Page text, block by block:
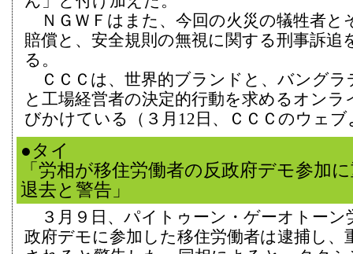
ＮＧＷＦはまた、今回の火災の犠牲者と
賠償と、安全規則の無視に関する刑事訴追
る。
ＣＣＣは、世界的ブランドと、バングラ
と工場経営者の決定的行動を求めるオンラ
びかけている（３月12日、ＣＣＣのウェブ
●タイ
「労相が移住労働者の反政府デモ参加
退去と警告」
３月９日、パイトゥーン・ゲーオトーン
政府デモに参加した移住労働者は逮捕し、